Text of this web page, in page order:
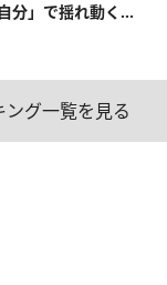
分」で揺れ動く...
ング一覧を見る